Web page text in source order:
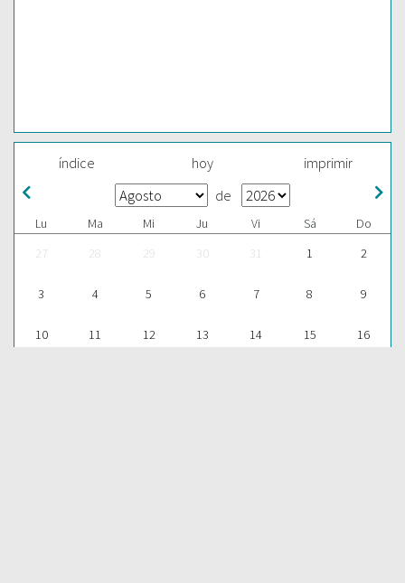
índice hoy imprimir
de
Lu Ma Mi Ju Vi Sá
Do
27
28 29 30 31 1 2
3 4 5 6 7 8 9
10 11 12 13 14 15 16